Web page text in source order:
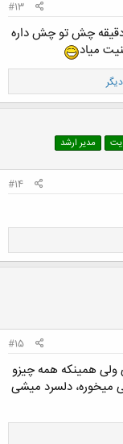
#13
دقیقه چش تو چش داره
میاد
مدیر ارشد
#14
#15
ولی همینکه همه چیزو
دلسرد میشی